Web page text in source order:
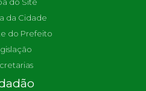
da Cidade
do Prefeito